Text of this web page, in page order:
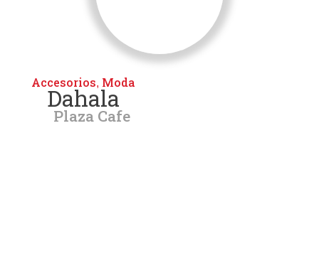
Accesorios, Moda
Dahala
Plaza Cafe